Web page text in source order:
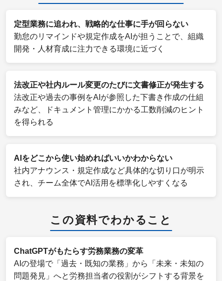
定型業務に追われ、戦略的な仕事に手が回らない
勤怠のリマインドや規定作成をAIが担うことで、組織
開発・人材育成に注力できる環境に近づく
法改正や社内ルール変更のたびに文書修正が発生する
法改正や過去の事例をAIが参照した下書き作成の仕組
みなど、ドキュメント管理にかかる工数削減のヒント
を得られる
AIをどこから使い始めればいいかわからない
社内アナウンス・規定作成など具体的な切り口が明示
され、チーム全体でAI活用を標準化しやすくなる
この資料でわかること
ChatGPTがもたらす労務業務の変革
AIの登場で「過去・既知の業務」から「未来・未知の
問題発見」へと労務担当者の役割がシフトする背景を